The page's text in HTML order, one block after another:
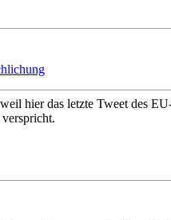
hier das letzte Tweet des